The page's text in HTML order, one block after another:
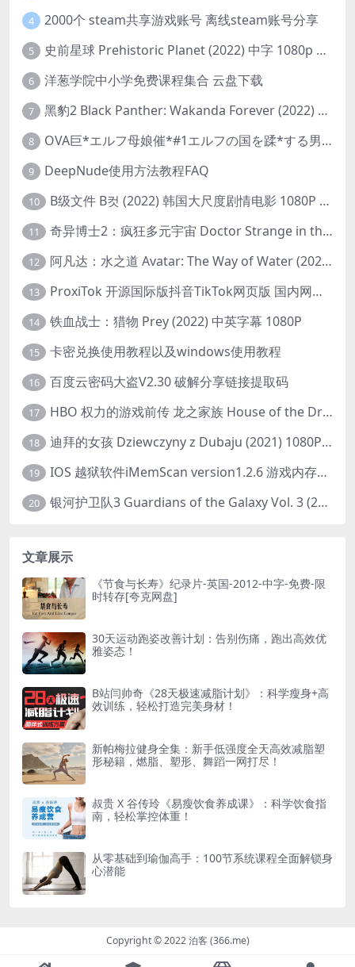
4 2000个 steam共享游戏账号 离线steam账号分享
5 史前星球 Prehistoric Planet (2022) 中字 1080p 高清 阿里云盘 2022.5.27已更新全集
6 洋葱学院中小学免费课程集合 云盘下载
7 黑豹2 Black Panther: Wakanda Forever (2022) 高清版
8 OVA巨*エルフ母娘催*#1エルフの国を蹂*する男。汚された女王と姫
9 DeepNude使用方法教程FAQ
10 B级文件 B컷 (2022) 韩国大尺度剧情电影 1080P 中字
11 奇异博士2：疯狂多元宇宙 Doctor Strange in the Multiverse of Madness (2022) 高清版1080p
12 阿凡达：水之道 Avatar: The Way of Water (2022) 1080p 2k 4k 中文字幕
13 ProxiTok 开源国际版抖音TikTok网页版 国内网络直连
14 铁血战士：猎物 Prey (2022) 中英字幕 1080P
15 卡密兑换使用教程以及windows使用教程
16 百度云密码大盗V2.30 破解分享链接提取码
17 HBO 权力的游戏前传 龙之家族 House of the Dragon (2022) 中字 1080P 更新4集
18 迪拜的女孩 Dziewczyny z Dubaju (2021) 1080P 中字
19 IOS 越狱软件iMemScan version1.2.6 游戏内存修改器
20 银河护卫队3 Guardians of the Galaxy Vol. 3 (2023)4K高清资源1080p只分享精品
文章展示
《节食与长寿》纪录片-英国-2012-中字-免费-限
时转存[夸克网盘]
30天运动跑姿改善计划：告别伤痛，跑出高效优
雅姿态！
B站闫帅奇《28天极速减脂计划》：科学瘦身+高
效训练，轻松打造完美身材！
新帕梅拉健身全集：新手低强度全天高效减脂塑
形秘籍，燃脂、塑形、舞蹈一网打尽！
叔贵 X 谷传玲《易瘦饮食养成课》：科学饮食指
南，轻松掌控体重！
从零基础到瑜伽高手：100节系统课程全面解锁身
心潜能
Copyright © 2022 泊客 (366.me)